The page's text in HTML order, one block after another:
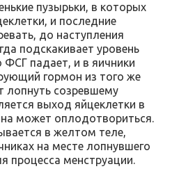
пузырьки, в которых
и последние
до наступления
подскакивает уровень
ФСГ падает, и в яичники
гормон из того же
лопнуть созревшему
выход яйцеклетки в
может оплодотвориться.
в желтом теле,
на месте лопнувшего
процесса менструации.